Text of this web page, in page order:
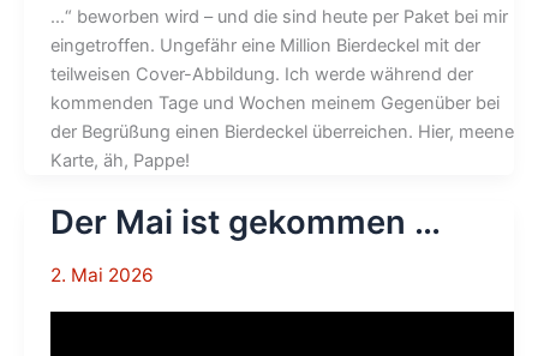
…“ beworben wird – und die sind heute per Paket bei mir
eingetroffen. Ungefähr eine Million Bierdeckel mit der
teilweisen Cover-Abbildung. Ich werde während der
kommenden Tage und Wochen meinem Gegenüber bei
der Begrüßung einen Bierdeckel überreichen. Hier, meene
Karte, äh, Pappe!
Der Mai ist gekommen …
2. Mai 2026